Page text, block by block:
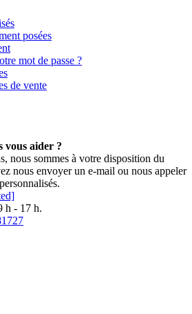
posées
mot de passe ?
de vente
vous aider ?
nous sommes à votre disposition du
nous envoyer un e-mail ou nous appeler
h - 17 h.